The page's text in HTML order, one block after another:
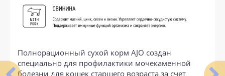
Полнорационный сухой корм AJO создан
специально для профилактики мочекаменной
болезни для кошек старшего возраста за счет